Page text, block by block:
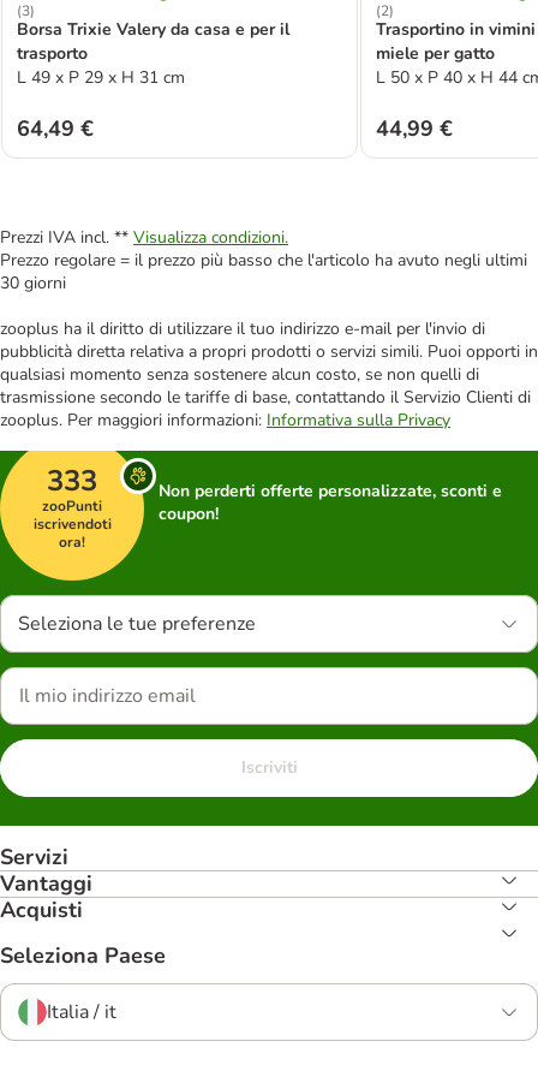
(3)
Borsa Trixie Valery da casa e per il
trasporto
L 49 x P 29 x H 31 cm
64,49 €
(2)
Trasportino in
miele per gatto
L 50 x P 40 x H 44
44,99 €
Prezzi IVA incl. ** Visualizza condizioni.
Prezzo regolare = il prezzo più basso che l'articolo ha avuto negli ultimi
30 giorni
zooplus ha il diritto di utilizzare il tuo indirizzo e-mail per l'invio di
pubblicità diretta relativa a propri prodotti o servizi simili. Puoi opporti in
qualsiasi momento senza sostenere alcun costo, se non quelli di
trasmissione secondo le tariffe di base, contattando il Servizio Clienti di
zooplus. Per maggiori informazioni: Informativa sulla Privacy
333
zooPunti
iscrivendoti
ora!
Non perderti offerte personalizzate, sconti e
coupon!
Seleziona le tue preferenze
Iscriviti
Servizi
Vantaggi
Acquisti
Seleziona Paese
Italia / it